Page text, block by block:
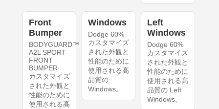
Front
Bumper
BODYGUARD™
A2L SPORT
FRONT
BUMPER
カスタマイズ
された外観と
性能のために
使用される高
Windows
Dodge 60%
カスタマイズ
された外観と
性能のために
使用される高
品質の
Windows。
Left
Windows
Dodge 60%
カスタマイズ
された外観と
性能のために
使用される高
品質の Left
Windows。